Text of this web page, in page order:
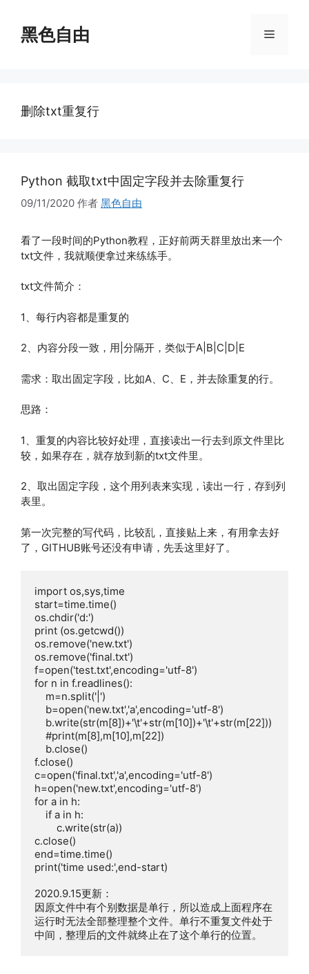
黑色自由 菜
删除txt重复行
Python 截取txt中固定字段并去除重复行
09/11/2020 作者 黑色自由
看了一段时间的Python教程，正好前两天群里放出来一个
txt文件，我就顺便拿过来练练手。
txt文件简介：
1、每行内容都是重复的
2、内容分段一致，用|分隔开，类似于A|B|C|D|E
需求：取出固定字段，比如A、C、E，并去除重复的行。
思路：
1、重复的内容比较好处理，直接读出一行去到原文件里比
较，如果存在，就存放到新的txt文件里。
2、取出固定字段，这个用列表来实现，读出一行，存到列
表里。
第一次完整的写代码，比较乱，直接贴上来，有用拿去好
了，GITHUB账号还没有申请，先丢这里好了。
import os,sys,time
start=time.time()
os.chdir('d:')
print (os.getcwd())
os.remove('new.txt')
os.remove('final.txt')
f=open('test.txt',encoding='utf-8')
for n in f.readlines():
f.close()
c=open('final.txt','a',encoding='utf-8')
h=open('new.txt',encoding='utf-8')
for a in h:
c.close()
end=time.time()
print('time used:',end-start)
2020.9.15更新：
因原文件中有个别数据是单行，所以造成上面程序在
运行时无法全部整理整个文件。单行不重复文件处于
中间，整理后的文件就终止在了这个单行的位置。